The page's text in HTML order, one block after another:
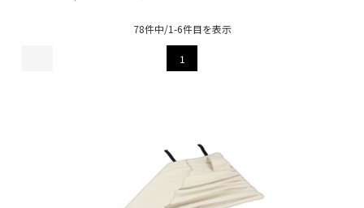
78件中/1-6件目を表示
1